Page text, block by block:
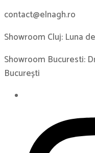
contact@elnagh.ro
Showroom Cluj: Luna
Showroom Bucuresti:
București